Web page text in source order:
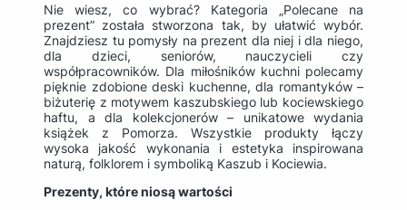
Nie wiesz, co wybrać? Kategoria „Polecane na
prezent” została stworzona tak, by ułatwić wybór.
Znajdziesz tu pomysły na prezent dla niej i dla niego,
dla dzieci, seniorów, nauczycieli czy
współpracowników. Dla miłośników kuchni polecamy
pięknie zdobione deski kuchenne, dla romantyków –
biżuterię z motywem kaszubskiego lub kociewskiego
haftu, a dla kolekcjonerów – unikatowe wydania
książek z Pomorza. Wszystkie produkty łączy
wysoka jakość wykonania i estetyka inspirowana
naturą, folklorem i symboliką Kaszub i Kociewia.
Prezenty, które niosą wartości